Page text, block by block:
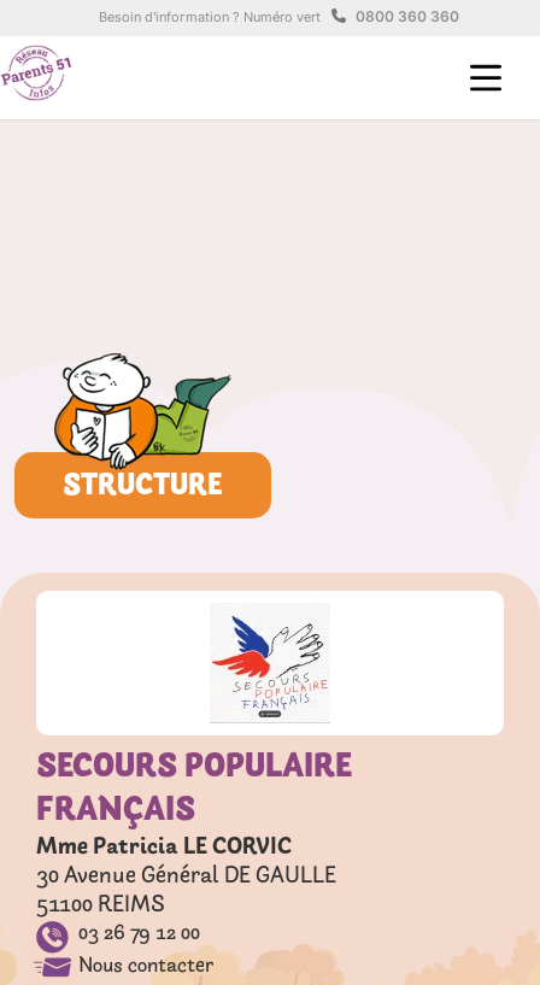
Aller au contenu principal
Besoin d'information ? Numéro vert 0800 360 360
STRUCTURE
SECOURS POPULAIRE
FRANÇAIS
Mme Patricia LE CORVIC
30 Avenue Général DE GAULLE
51100REIMS
03 26 79 12 00
Nous contacter
Panneau de gestion des cookies